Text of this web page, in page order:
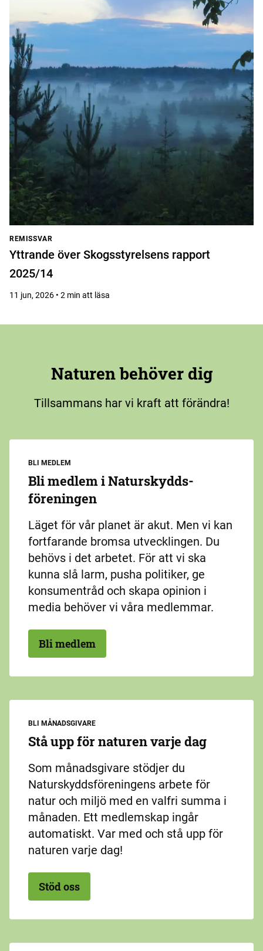
REMISSVAR
Yttrande över Skogsstyrelsens rapport
2025/14
11 jun, 2026 • 2 min att läsa
Naturen behöver dig
Tillsammans har vi kraft att förändra!
BLI MEDLEM
Bli medlem i Naturskydds­
föreningen
Läget för vår planet är akut. Men vi kan
fortfarande bromsa utvecklingen. Du
behövs i det arbetet. För att vi ska
kunna slå larm, pusha politiker, ge
konsumentråd och skapa opinion i
media behöver vi våra medlemmar.
Bli medlem
BLI MÅNADSGIVARE
Stå upp för naturen varje dag
Som månadsgivare stödjer du
Naturskyddsföreningens arbete för
natur och miljö med en valfri summa i
månaden. Ett medlemskap ingår
automatiskt. Var med och stå upp för
naturen varje dag!
Stöd oss